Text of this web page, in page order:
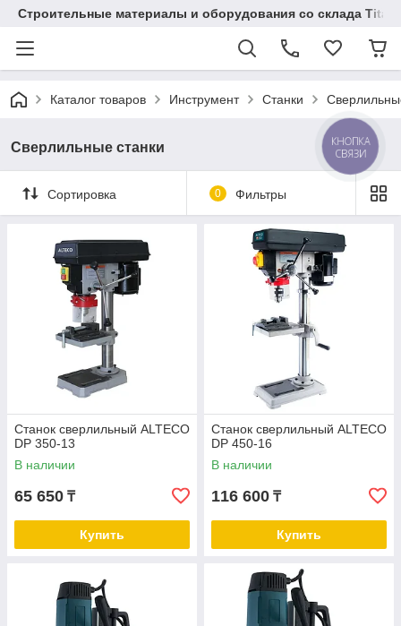
Строительные материалы и оборудования со склада
Каталог товаров Инструмент Станки
Сверлильные станки
Сортировка 0 Фильтры
Станок сверлильный ALTECO
DP 350-13
В наличии
65 650 ₸
Купить
Станок сверлильный ALTECO
DP 450-16
В наличии
116 600 ₸
Купить
КНОПКА
СВЯЗИ